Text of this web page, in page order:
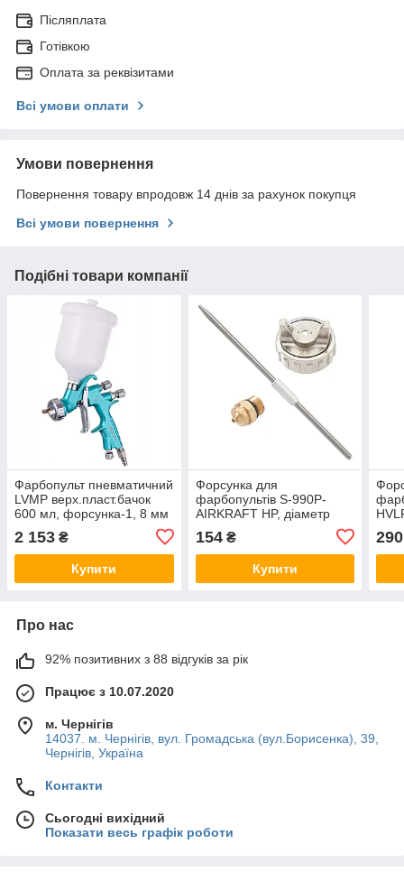
Післяплата
Готівкою
Оплата за реквізитами
Всі умови оплати
Умови повернення
Повернення товару впродовж 14 днів за рахунок покупця
Всі умови повернення
Подібні товари компанії
Фарбопульт пневматичний
LVMP верх.пласт.бачок
600 мл, форсунка-1, 8 мм
AUARITA NOVA-1-1.8LM
2 153 ₴
Купити
Форсунка для
фарбопультів S-990P-
AIRKRAFT HP, діаметр
AIRKRAFT NS-S-990P-
AIRKRAFT-1.8
154₴
Купити
290
Про нас
92% позитивних з 88 відгуків за рік
Працює з 10.07.2020
м. Чернігів
14037. м. Чернігів, вул. Громадська (вул.Борисенка), 39,
Чернігів, Україна
Контакти
Сьогодні вихідний
Показати весь графік роботи